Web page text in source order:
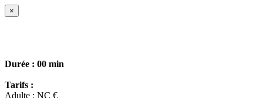
×
Durée : 00 min
Tarifs :
Adulte : NC €